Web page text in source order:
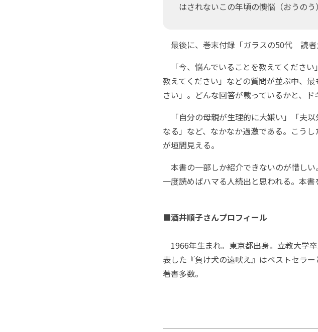
はされないこの年頃の懊悩（おうのう
最後に、巻末付録「ガラスの50代 読者
「今、悩んでいることを教えてくださ
教えてください」などの質問が並ぶ中、
さい」。どんな回答が載っているかと、ド
「自分の母親が生理的に大嫌い」「夫
なる」など、なかなか過激である。こう
が垣間見える。
本書の一部しか紹介できないのが惜しい
一度読めばハマる人続出と思われる。本書
■酒井順子さんプロフィール
1966年生まれ。東京都出身。立教大学
表した『負け犬の遠吠え』はベストセラ
著書多数。